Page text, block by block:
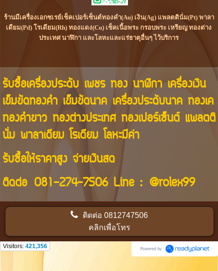
ร้านมีเครื่องเอกซเรย์เช็คเปอร์เซ็นต์ทองคำ(Au) เงิน(Ag) แพลตตินั่ม(Pt) พาลา
เดียม(Pd) โรเดียม(Rh) ทองแดง(Cu) เช็คเนื้อพระ กรอบพระ เหรียญ ทองต่าง
ประเทศ นาฬิกา และโลหะและแร่ธาตุอื่นๆ ไว้บริการ
รับซื้อเครื่องประดับ เพชร ทอง นาฬิกา เครื่องเงิน
เข็มขัดทองคำ เข็มขัดนาค เครื่องประดับนาค ทองเค
ทองคำขาว ทองต่างประเทศ ทองเปอร์เซ็นต์ แพลตติ
นั่ม พาลาเดียม โรเดียม โลหะมีค่า
รับซื้อให้ราคาสูง จ่ายเงินสด
ติดต่อ 081-274-7506Line : @rolex99
ติดต่อ0812747506
คลิกเพื่อโทร
Visitors: 421,356